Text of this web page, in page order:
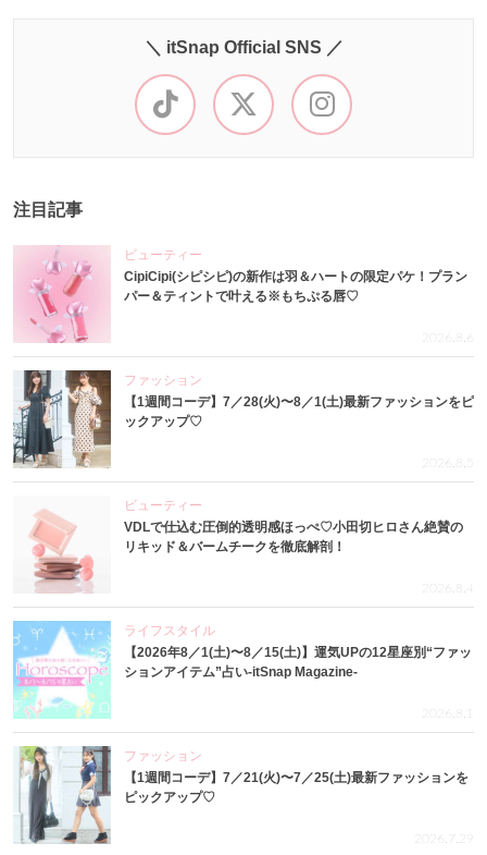
＼ itSnap Official SNS ／
注目記事
ビューティー
CipiCipi(シピシピ)の新作は羽＆ハートの限定パケ！プラン
パー＆ティントで叶える※もちぷる唇♡
2026.8.6
ファッション
【1週間コーデ】7／28(火)〜8／1(土)最新ファッションをピ
ックアップ♡
2026.8.5
ビューティー
VDLで仕込む圧倒的透明感ほっぺ♡小田切ヒロさん絶賛の
リキッド＆バームチークを徹底解剖！
2026.8.4
ライフスタイル
【2026年8／1(土)〜8／15(土)】運気UPの12星座別“ファッ
ションアイテム”占い-itSnap Magazine-
2026.8.1
ファッション
【1週間コーデ】7／21(火)〜7／25(土)最新ファッションを
ピックアップ♡
2026.7.29